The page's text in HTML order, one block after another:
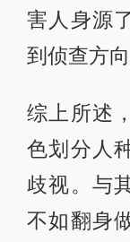
害人身源
到侦查方向
综上所述
色划分人
歧视。与
不如翻身